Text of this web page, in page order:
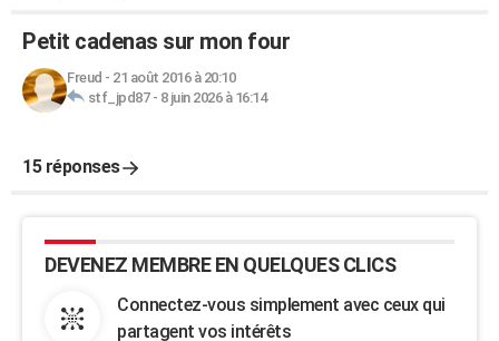
Petit cadenas sur mon four
Freud - 21 août 2016 à 20:10
stf_jpd87- 8 juin 2026 à 16:14
15 réponses
DEVENEZ MEMBRE EN QUELQUES CLICS
Connectez-vous simplement avec ceux qui
partagent vos intérêts